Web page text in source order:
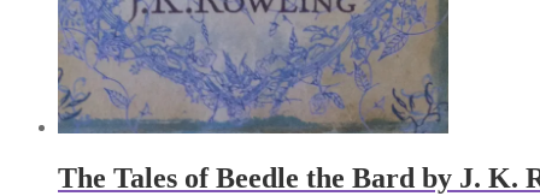
The Tales of Beedle the Bard by J. K.